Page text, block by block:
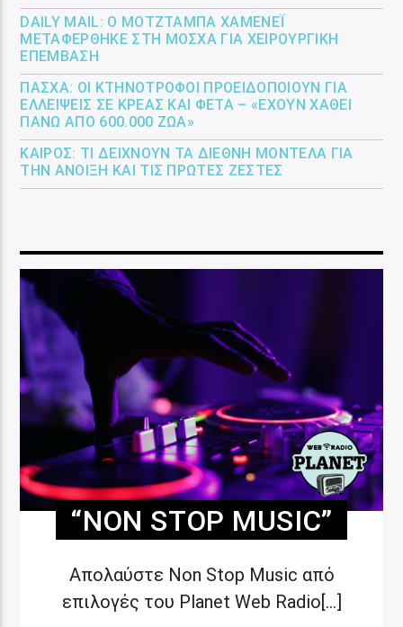
DAILY MAIL: Ο ΜΟΤΖΤΆΜΠΑ ΧΑΜΕΝΕΪ́
ΜΕΤΑΦΈΡΘΗΚΕ ΣΤΗ ΜΌΣΧΑ ΓΙΑ ΧΕΙΡΟΥΡΓΙΚΉ
ΕΠΈΜΒΑΣΗ
ΠΆΣΧΑ: ΟΙ ΚΤΗΝΟΤΡΌΦΟΙ ΠΡΟΕΙΔΟΠΟΙΟΎΝ ΓΙΑ
ΕΛΛΕΊΨΕΙΣ ΣΕ ΚΡΈΑΣ ΚΑΙ ΦΈΤΑ – «ΈΧΟΥΝ ΧΑΘΕΊ
ΠΆΝΩ ΑΠΌ 600.000 ΖΏΑ»
ΚΑΙΡΌΣ: ΤΙ ΔΕΊΧΝΟΥΝ ΤΑ ΔΙΕΘΝΉ ΜΟΝΤΈΛΑ ΓΙΑ
ΤΗΝ ΆΝΟΙΞΗ ΚΑΙ ΤΙΣ ΠΡΏΤΕΣ ΖΈΣΤΕΣ
“NON STOP MUSIC”
Απολαύστε Non Stop Music από
επιλογές του Planet Web Radio[...]